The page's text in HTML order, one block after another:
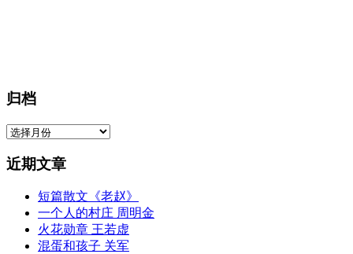
归档
归
近期文章
短篇散文《老赵》
一个人的村庄 周明金
火花勋章 王若虚
混蛋和孩子 关军